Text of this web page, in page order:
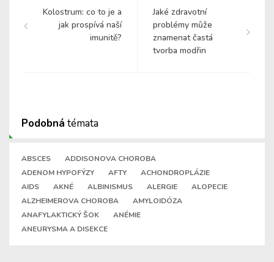
Kolostrum: co to je a
jak prospívá naší
imunitě?
Jaké zdravotní
problémy může
znamenat častá
tvorba modřin
Podobná témata
ABSCES
ADDISONOVA CHOROBA
ADENOM HYPOFÝZY
AFTY
ACHONDROPLÁZIE
AIDS
AKNÉ ALBINISMUS ALERGIE
ALOPECIE
ALZHEIMEROVA CHOROBA
AMYLOIDÓZA
ANAFYLAKTICKÝ ŠOK
ANÉMIE
ANEURYSMA A DISEKCE